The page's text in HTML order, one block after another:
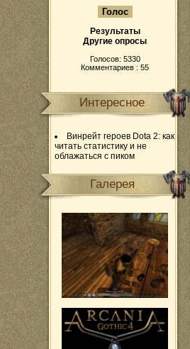
Результаты
Другие опросы
Голосов: 5330
Комментариев : 55
Интересное
Винрейт героев Dota 2: как
читать статистику и не
облажаться с пиком
Галерея